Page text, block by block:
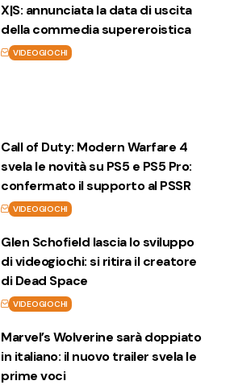
X|S: annunciata la data di uscita
della commedia supereroistica
VIDEOGIOCHI
Call of Duty: Modern Warfare 4
svela le novità su PS5 e PS5 Pro:
confermato il supporto al PSSR
VIDEOGIOCHI
Glen Schofield lascia lo sviluppo
di videogiochi: si ritira il creatore
di Dead Space
VIDEOGIOCHI
Marvel’s Wolverine sarà doppiato
in italiano: il nuovo trailer svela le
prime voci